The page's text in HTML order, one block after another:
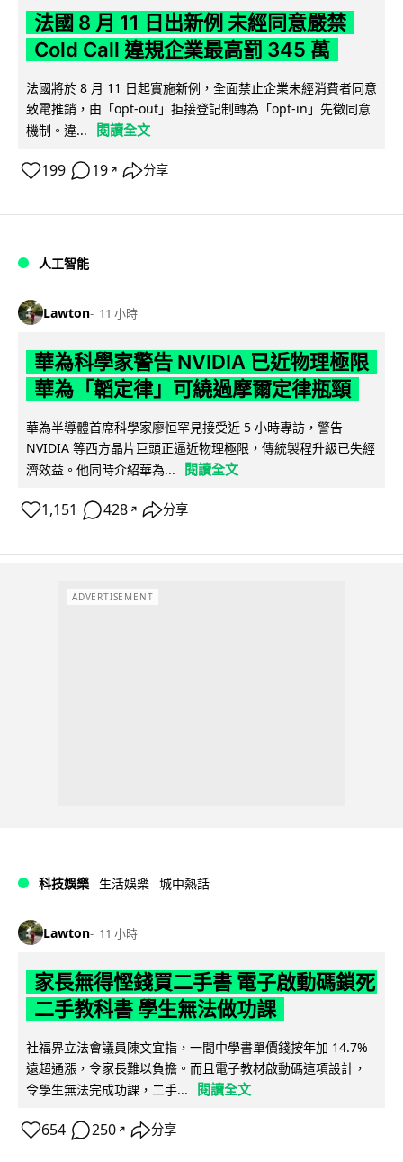
法國 8 月 11 日出新例 未經同意嚴禁
Cold Call 違規企業最高罰 345 萬
法國將於 8 月 11 日起實施新例，全面禁止企業未經消費者同意
致電推銷，由「opt-out」拒接登記制轉為「opt-in」先徵同意
機制。違...
閱讀全文
199 19 ↗ 分享
人工智能
Lawton 11 小時
華為科學家警告 NVIDIA 已近物理極限
華為「韜定律」可繞過摩爾定律瓶頸
華為半導體首席科學家廖恒罕見接受近 5 小時專訪，警告
NVIDIA 等西方晶片巨頭正逼近物理極限，傳統製程升級已失經
濟效益。他同時介紹華為...
閱讀全文
1,151 428 ↗ 分享
ADVERTISEMENT
科技娛樂 生活娛樂 城中熱話
Lawton 11 小時
家長無得慳錢買二手書 電子啟動碼鎖死
二手教科書 學生無法做功課
社福界立法會議員陳文宜指，一間中學書單價錢按年加 14.7%
遠超通漲，令家長難以負擔。而且電子教材啟動碼這項設計，
令學生無法完成功課，二手...
閱讀全文
654 250 ↗ 分享